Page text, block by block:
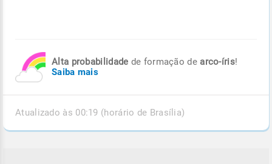
Alta probabilidade de formação de arco-íris!
Saiba mais
Atualizado às 00:19 (horário de Brasília)